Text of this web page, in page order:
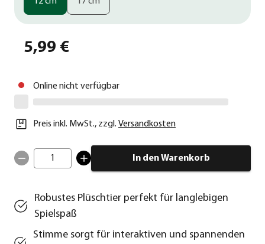
5,99 €
Online nicht verfügbar
Preis inkl. MwSt., zzgl. Versandkosten
1 In den Warenkorb
Robustes Plüschtier perfekt für langlebigen
Spielspaß
Stimme sorgt für interaktiven und spannenden